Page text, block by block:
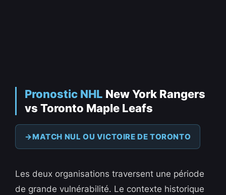
Pronostic NHL New York Rangers
vs Toronto Maple Leafs
MATCH NUL OU VICTOIRE DE TORONTO
Les deux organisations traversent une période
de grande vulnérabilité. Le contexte historique